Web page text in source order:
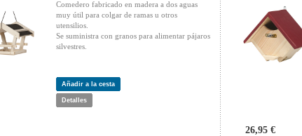
Comedero fabricado en madera a dos aguas
muy útil para colgar de ramas u otros
utensilios.
Se suministra con granos para alimentar pájaros
silvestres.
Añadir a la cesta
Detalles
26,95 €